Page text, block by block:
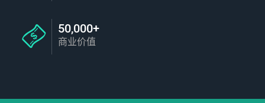
50,000+
商业价值